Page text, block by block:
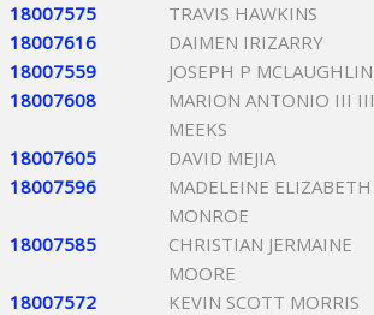
18007575 TRAVIS HAWKINS
18007616
DAIMEN IRIZARRY
18007559
JOSEPH P MCLAUGHLIN
18007608
MARION ANTONIO III III
MEEKS
18007605 DAVID MEJIA
18007596
MADELEINE ELIZABETH
MONROE
18007585
CHRISTIAN JERMAINE
MOORE
18007572 KEVIN SCOTT MORRIS